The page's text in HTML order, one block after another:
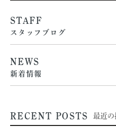
STAFF
スタッフブログ
NEWS
新着情報
RECENT POSTS 最近の